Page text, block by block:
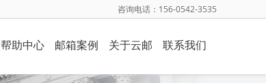
咨询电话：156-0542-3535
帮助中心 邮箱案例 关于云邮 联系我们